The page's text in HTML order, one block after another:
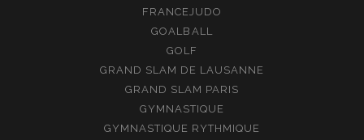
FRANCEJUDO
GOALBALL
GOLF
GRAND SLAM DE LAUSANNE
GRAND SLAM PARIS
GYMNASTIQUE
GYMNASTIQUE RYTHMIQUE